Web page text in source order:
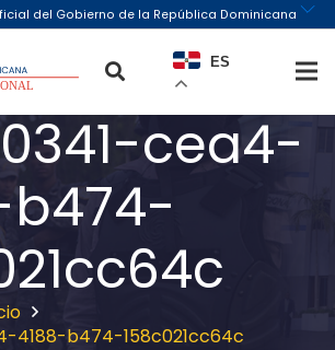
ES
cea4-
b474-
4188-b474-158c021cc64c